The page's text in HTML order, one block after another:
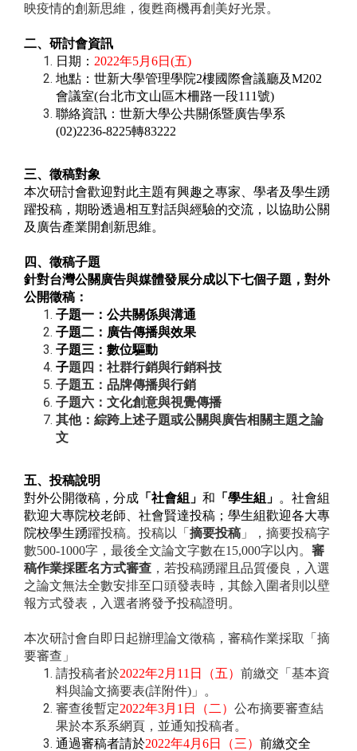
映疫情的創新思維，復甦商機再創美好光景。
二、研討會資訊
日期： 2022年5月 6日 (五)
地點：世新大學管理學院2樓國際會議廳及M202
會議室(台北市文山區木柵路一段111號)
聯絡資訊：世新大學公共關係暨廣告學系
(02)2236-8225轉83222
三、徵稿對象
本次研討會歡迎對此主題有興趣之專家、學者及學生踴
躍投稿，期盼透過相互對話與經驗的交流，以協助公關
及廣告產業開創新思維。
四、徵稿子題
針對台灣公關廣告與媒體發展分成以下七個子題，對外
公開徵稿：
子題一：公共關係與溝通
子題二：廣告傳播與效果
子題三：數位驅動
子題四：社群行銷與行銷科技
子題五：品牌傳播與行銷
子題六：文化創意與視覺傳播
其他：綜跨上述子題或公關與廣告相關主題之論
文
五、投稿說明
對外公開徵稿，分成 「社會組」 和 「學生組」 。社會組
歡迎大專院校老師、社會賢達投稿；學生組歡迎各大專
院校學生踴躍投稿。投稿以「 摘要投稿 」，摘要投稿字
數500-1000字，最後全文論文字數在15,000字以內。 審
稿作業採匿名方式審查 ，若投稿踴躍且品質優良，入選
之論文無法全數安排至口頭發表時，其餘入圍者則以壁
報方式發表，入選者將發予投稿證明。
本次研討會自即日起辦理論文徵稿，審稿作業採取「摘
要審查」
請投稿者於2022年2 月 11 日（五） 前繳交「基本資
料與論文摘要表(詳附件) 」。
審查後暫定2022年3月 1 日（二） 公布摘要審查結
果於本系系網頁，並通知投稿者。
通過審稿者請於2022年4月 6日（三） 前繳交全